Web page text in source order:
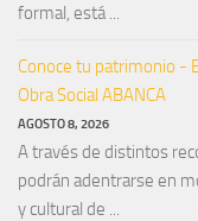
formal, está ...
Conoce tu patrimonio -
Obra Social ABANCA
AGOSTO 8, 2026
A través de distintos
podrán adentrarse en
y cultural de ...